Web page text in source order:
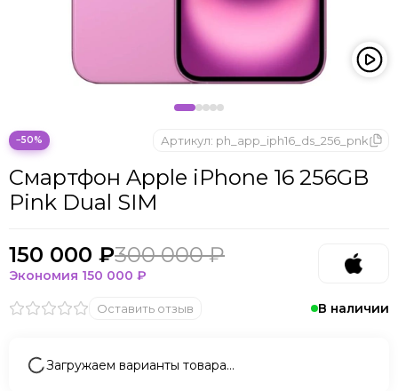
Microsoft
Nintendo
ONYX BOOX
Oukitel
Pico
POCO
Sony
Valve
Whoop
−50%
В наличии
Смартфон Apple iPhone 16 256GB
Pink Dual SIM
Артикул: ph_app_iph16_ds_256_pnk
Оставить отзыв
150 000 ₽300 000 ₽
Экономия 150 000 ₽
Загружаем варианты товара…